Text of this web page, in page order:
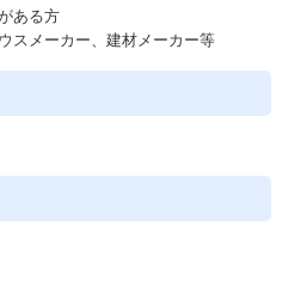
ある方
スメーカー、建材メーカー等